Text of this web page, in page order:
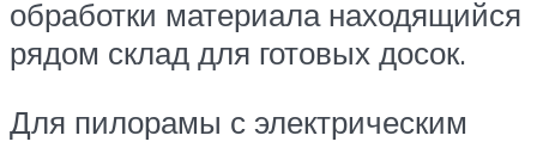
обработки материала находящийся
рядом склад для готовых досок.
Для пилорамы с электрическим